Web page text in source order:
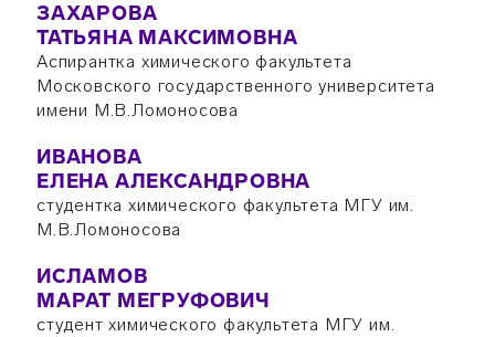
ЗАХАРОВА
ТАТЬЯНА МАКСИМОВНА
Аспирантка химического факультета
Московского государственного университета
имени М.В.Ломоносова
ИВАНОВА
ЕЛЕНА АЛЕКСАНДРОВНА
студентка химического факультета МГУ им.
М.В.Ломоносова
ИСЛАМОВ
МАРАТ МЕГРУФОВИЧ
студент химического факультета МГУ им.